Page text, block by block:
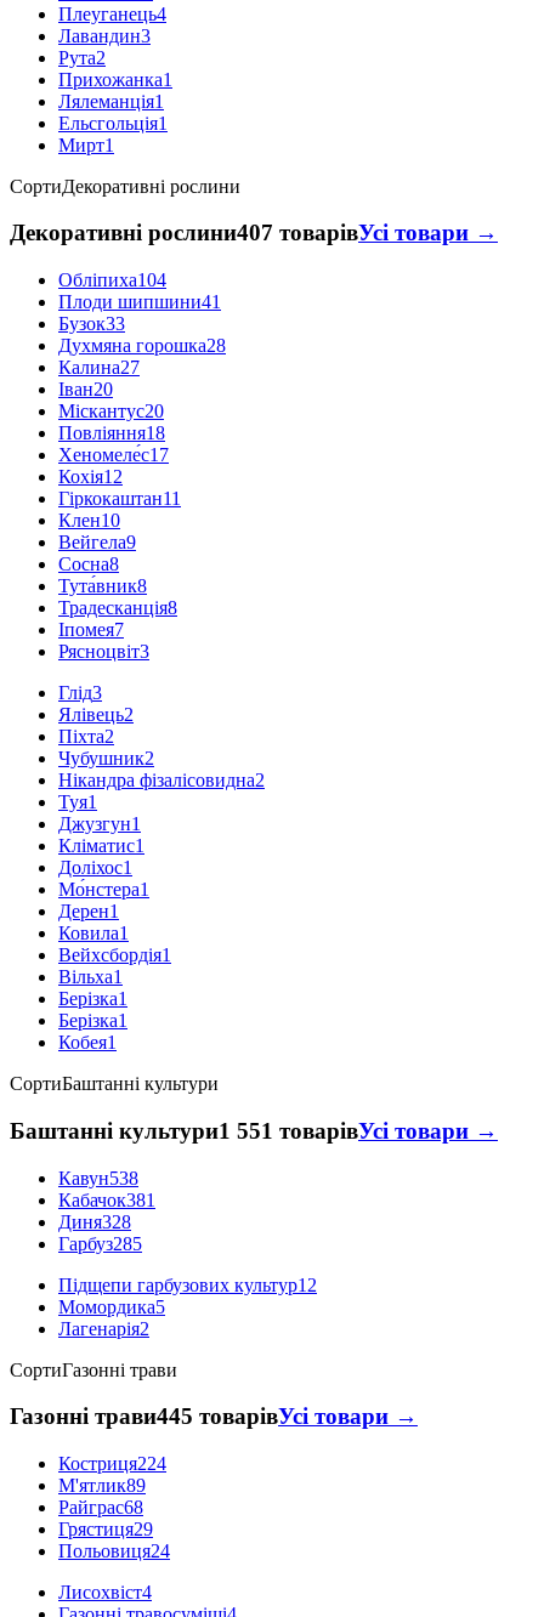
Плеуганець4
Лавандин3
Рута2
Прихожанка1
Лялеманція1
Ельсгольція1
Мирт1
СортиДекоративні рослини
Декоративні рослини407 товарівУсі товари →
Обліпиха104
Плоди шипшини41
Бузок33
Духмяна горошка28
Калина27
Іван20
Міскантус20
Повліяння18
Хеномеле́с17
Кохія12
Гіркокаштан11
Клен10
Вейгела9
Сосна8
Тута́вник8
Традесканція8
Іпомея7
Рясноцвіт3
Глід3
Ялівець2
Піхта2
Чубушник2
Нікандра фізалісовидна2
Туя1
Джузгун1
Кліматис1
Доліхос1
Мо́нстера1
Дерен1
Ковила1
Вейхсбордія1
Вільха1
Берізка1
Берізка1
Кобея1
СортиБаштанні культури
Баштанні культури1 551 товарівУсі товари →
Кавун538
Кабачок381
Диня328
Гарбуз285
Підщепи гарбузових культур12
Момордика5
Лагенарія2
СортиГазонні трави
Газонні трави445 товарівУсі товари →
Костриця224
М'ятлик89
Райграс68
Грястиця29
Польовиця24
Лисохвіст4